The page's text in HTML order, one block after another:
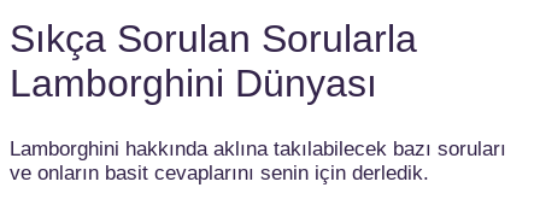
Sıkça Sorulan Sorularla
Lamborghini Dünyası
Lamborghini hakkında aklına takılabilecek bazı soruları
ve onların basit cevaplarını senin için derledik.